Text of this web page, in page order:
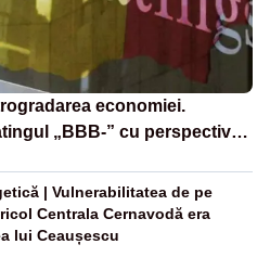
economiei.
„BBB-” cu perspectivă
| Vulnerabilitatea de pe
Centrala Cernavodă era
lui Ceaușescu